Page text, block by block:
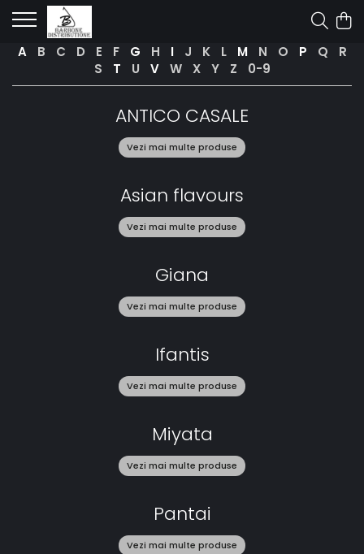
A B C D E F G H I J K L M N O P Q
R
S
T U V W X Y Z 0-9
ANTICO CASALE
Vezi mai multe produse
Asian flavours
Vezi mai multe produse
Giana
Vezi mai multe produse
Ifantis
Vezi mai multe produse
Miyata
Vezi mai multe produse
Pantai
Vezi mai multe produse